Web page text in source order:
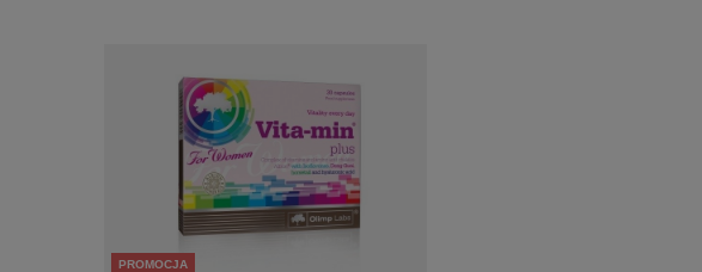
PROMOCJA